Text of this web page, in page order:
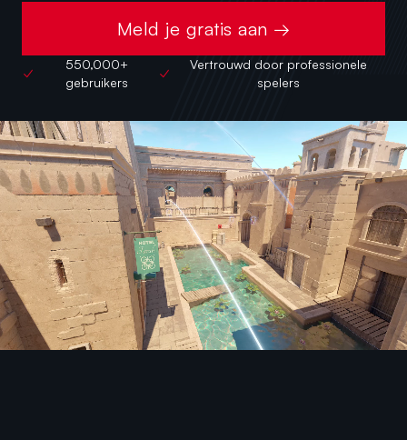
Meld je gratis aan →
550,000+
gebruikers
Vertrouwd door professionele
spelers